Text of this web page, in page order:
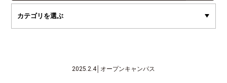
2025.2.4│ オープンキャンパス